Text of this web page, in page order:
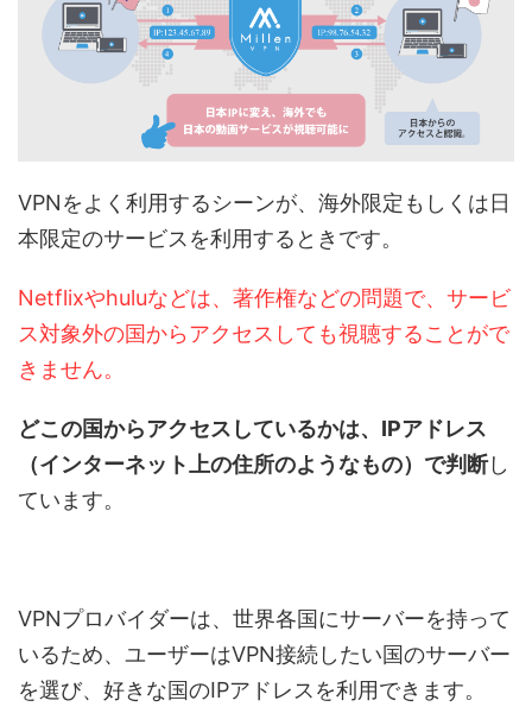
VPNをよく利用するシーンが、海外限定もしくは日
本限定のサービスを利用するときです。
Netflixやhuluなどは、著作権などの問題で、サービ
ス対象外の国からアクセスしても視聴することがで
きません。
どこの国からアクセスしているかは、IPアドレス
（インターネット上の住所のようなもの）で判断し
ています。
VPNプロバイダーは、世界各国にサーバーを持って
いるため、ユーザーはVPN接続したい国のサーバー
を選び、好きな国のIPアドレスを利用できます。